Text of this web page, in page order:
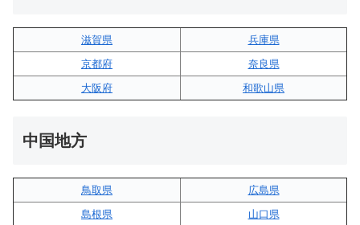
滋賀県
兵庫県
京都府
奈良県
大阪府
和歌山県
中国地方
鳥取県
広島県
島根県
山口県